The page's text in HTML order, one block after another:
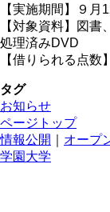
【実施期間】９月
【対象資料】図
処理済みDVD
【借りられる点数
タグ
お知らせ
ページトップ
情報公開
オープ
学園大学